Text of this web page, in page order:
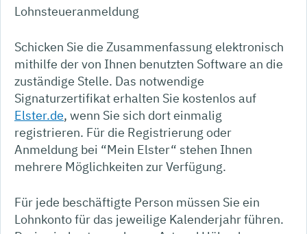
Lohnsteueranmeldung
Schicken Sie die Zusammenfassung elektronisch
mithilfe der von Ihnen benutzten Software an die
zuständige Stelle. Das notwendige
Signaturzertifikat erhalten Sie kostenlos auf
Elster.de, wenn Sie sich dort einmalig
registrieren. Für die Registrierung oder
Anmeldung bei “Mein Elster“ stehen Ihnen
mehrere Möglichkeiten zur Verfügung.
Für jede beschäftigte Person müssen Sie ein
Lohnkonto für das jeweilige Kalenderjahr führen.